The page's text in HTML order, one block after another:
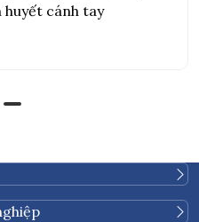
huyết cánh tay